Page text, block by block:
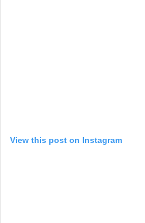
View this post on Instagram